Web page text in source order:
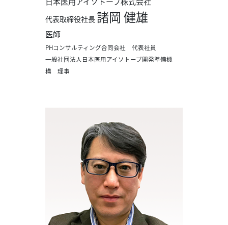
代表取締役社長 諸岡 健雄
医師
PHコンサルティング合同会社 代表社員
一般社団法人日本医用アイソトープ開発準備機
構 理事